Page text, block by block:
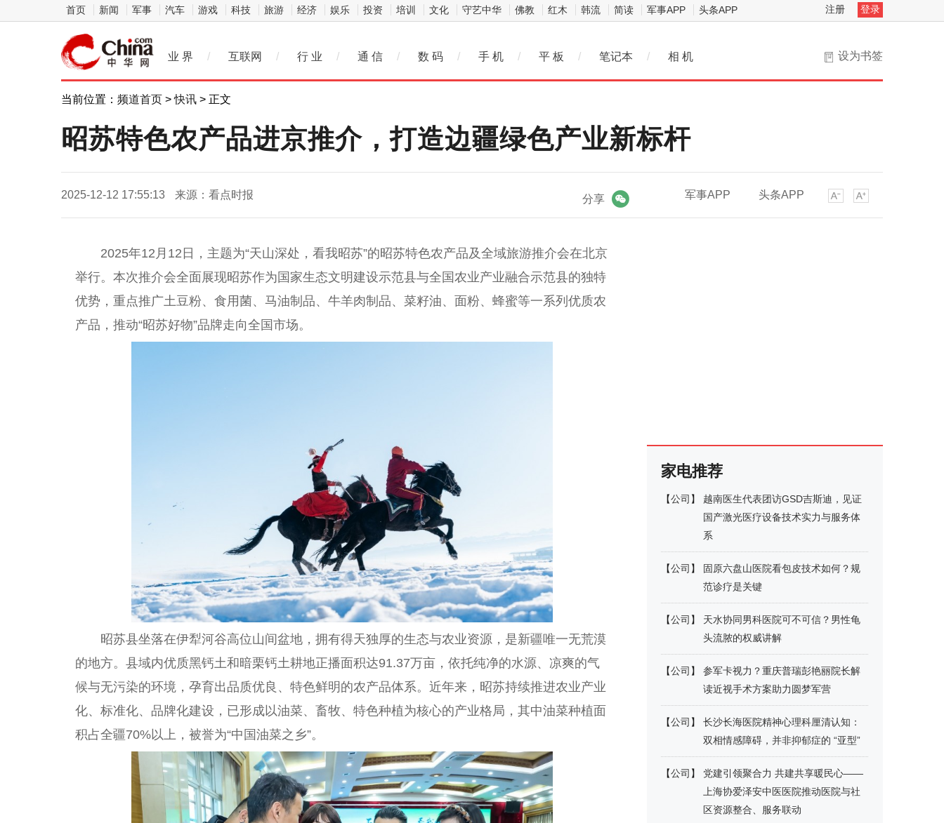
首页 新闻 军事 汽车 游戏 科技 旅游 经济 娱乐 投资 培训 文化 守艺中华 佛教 红木 韩流 简读 军事APP 头条APP 注册 登录
设为书签
业 界 / 互联网 / 行 业 / 通 信 / 数 码 / 手 机 / 平 板 / 笔记本 / 相 机
当前位置： 频道首页 >快讯 > 正文
昭苏特色农产品进京推介，打造边疆绿色产业新标杆
2025-12-12 17:55:13 来源：看点时报 军事APP 头条APP
分享
2025年12月12日，主题为“天山深处，看我昭苏”的昭苏特色农产品及全域旅游推介会在北京
举行。本次推介会全面展现昭苏作为国家生态文明建设示范县与全国农业产业融合示范县的独特
优势，重点推广土豆粉、食用菌、马油制品、牛羊肉制品、菜籽油、面粉、蜂蜜等一系列优质农
产品，推动“昭苏好物”品牌走向全国市场。
昭苏县坐落在伊犁河谷高位山间盆地，拥有得天独厚的生态与农业资源，是新疆唯一无荒漠
的地方。县域内优质黑钙土和暗栗钙土耕地正播面积达91.37万亩，依托纯净的水源、凉爽的气
候与无污染的环境，孕育出品质优良、特色鲜明的农产品体系。近年来，昭苏持续推进农业产业
化、标准化、品牌化建设，已形成以油菜、畜牧、特色种植为核心的产业格局，其中油菜种植面
积占全疆70%以上，被誉为“中国油菜之乡”。
家电推荐
【公司 】
越南医生代表团访GSD吉斯迪，见证
国产激光医疗设备技术实力与服务体
系
【公司 】
固原六盘山医院看包皮技术如何？规
范诊疗是关键
【公司 】
天水协同男科医院可不可信？男性龟
头流脓的权威讲解
【公司 】
参军卡视力？重庆普瑞彭艳丽院长解
读近视手术方案助力圆梦军营
【公司 】
长沙长海医院精神心理科厘清认知：
双相情感障碍，并非抑郁症的 “亚型”
【公司 】
党建引领聚合力 共建共享暖民心——
上海协爱泽安中医医院推动医院与社
区资源整合、服务联动